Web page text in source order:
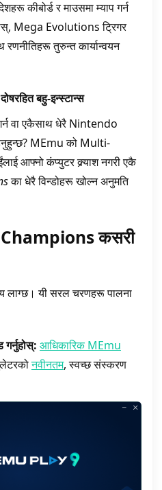
कीबोर्ड र माउसमा म्याप गर्न
Mega Evolutions ट्रिगर
तुरुन्त कार्यान्वयन
बहु-इन्स्टान्स
वा एकैसाथ धेरै Nintendo
MEmu को Multi-
आफ्नो कंप्युटर क्र्याश नगरी एकै
का धेरै विन्डोहरू खोल्न अनुमति
कसरी
लाग्छ। यी सरल चरणहरू पालना
आधिकारिक MEmu
नवीनतम, स्वच्छ संस्करण